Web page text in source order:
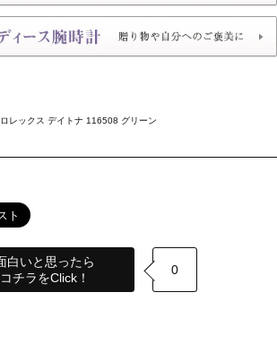
レックス デイトナ 116508 グリーン
白いと思ったら
コチラをClick！
0